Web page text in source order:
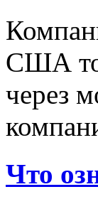
США то
через
Что